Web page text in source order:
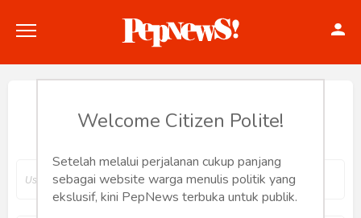
Politik
Hey, Welcome back.
Welcome Citizen Polite!
Setelah melalui perjalanan cukup panjang
sebagai website warga menulis politik yang
ekslusif, kini PepNews terbuka untuk publik.